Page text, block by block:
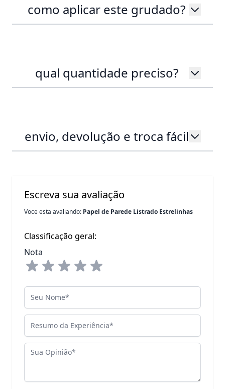
como aplicar este grudado?
qual quantidade preciso?
envio, devolução e troca fácil
Escreva sua avaliação
Voce esta avaliando: Papel de Parede Listrado Estrelinhas
Classificação geral:
Nota
Seu Nome
Resumo da Experiência
Sua Opinião